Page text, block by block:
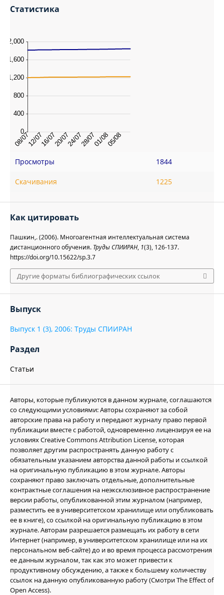
Статистика
Просмотры 1844
Скачивания 1225
Как цитировать
Пашкин,. (2006). Многоагентная интеллектуальная система
дистанционного обучения. Труды СПИИРАН, 1(3), 126-137.
https://doi.org/10.15622/sp.3.7
Другие форматы библиографических ссылок
Выпуск
Выпуск 1 (3), 2006: Труды СПИИРАН
Раздел
Статьи
Авторы, которые публикуются в данном журнале, соглашаются
со следующими условиями: Авторы сохраняют за собой
авторские права на работу и передают журналу право первой
публикации вместе с работой, одновременно лицензируя ее на
условиях Creative Commons Attribution License, которая
позволяет другим распространять данную работу с
обязательным указанием авторства данной работы и ссылкой
на оригинальную публикацию в этом журнале. Авторы
сохраняют право заключать отдельные, дополнительные
контрактные соглашения на неэксклюзивное распространение
версии работы, опубликованной этим журналом (например,
разместить ее в университетском хранилище или опубликовать
ее в книге), со ссылкой на оригинальную публикацию в этом
журнале. Авторам разрешается размещать их работу в сети
Интернет (например, в университетском хранилище или на их
персональном веб-сайте) до и во время процесса рассмотрения
ее данным журналом, так как это может привести к
продуктивному обсуждению, а также к большему количеству
ссылок на данную опубликованную работу (Смотри The Effect of
Open Access).